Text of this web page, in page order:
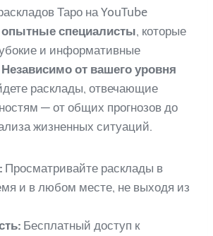
Таро на YouTube
опытные специалисты, которые
и информативные
Независимо от вашего уровня
расклады, отвечающие
— от общих прогнозов до
жизненных ситуаций.
Просматривайте расклады в
и в любом месте, не выходя из
Бесплатный доступ к